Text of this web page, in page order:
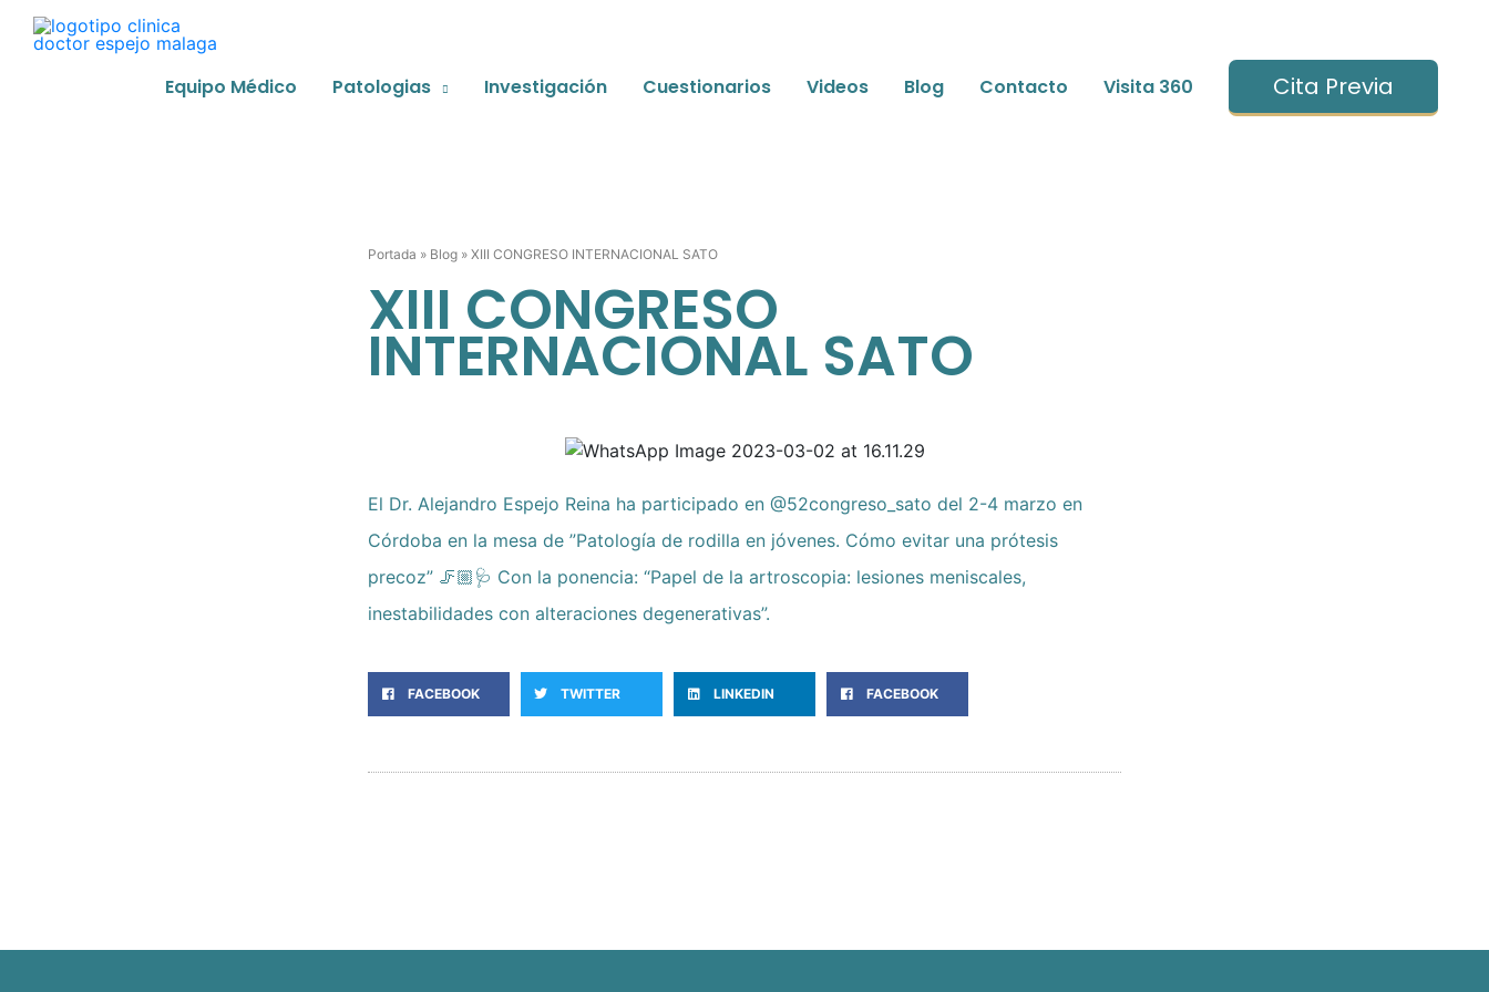
Equipo Médico Patologias Investigación Cuestionarios Videos Blog Contacto Visita 360 Cita Previa
Portada » Blog » XIII CONGRESO INTERNACIONAL SATO
XIII CONGRESO
INTERNACIONAL SATO
El Dr. Alejandro Espejo Reina ha participado en @52congreso_sato del 2-4 marzo en
Córdoba en la mesa de ”Patología de rodilla en jóvenes. Cómo evitar una prótesis
precoz” 🦵🏼🩺 Con la ponencia: “Papel de la artroscopia: lesiones meniscales,
inestabilidades con alteraciones degenerativas”.
FACEBOOK TWITTER LINKEDIN FACEBOOK